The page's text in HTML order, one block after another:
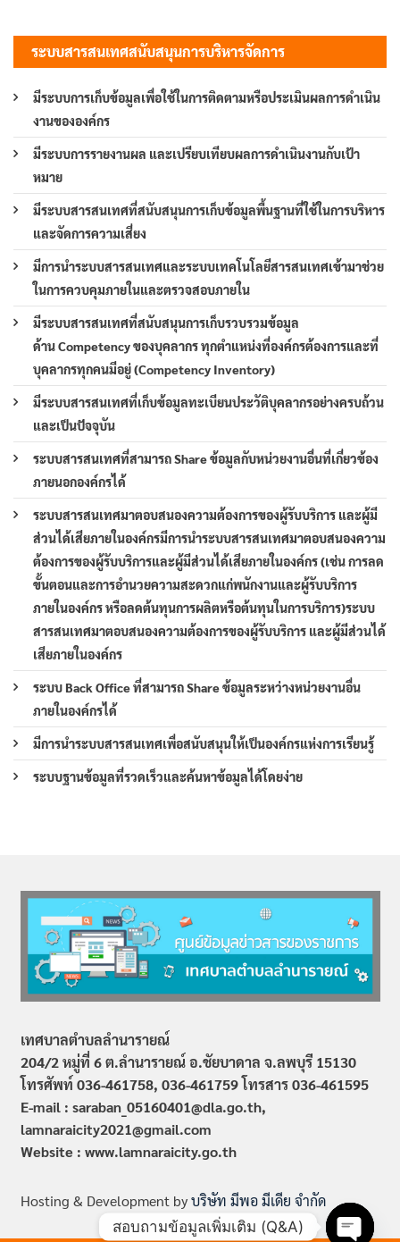
ระบบสารสนเทศสนับสนุนการบริหารจัดการ
มีระบบการเก็บข้อมูลเพื่อใช้ในการติดตามหรือประเมินผลการดำเนิน
งานขององค์กร
มีระบบการรายงานผล และเปรียบเทียบผลการดำเนินงานกับเป้า
หมาย
มีระบบสารสนเทศที่สนับสนุนการเก็บข้อมูลพื้นฐานที่ใช้ในการบริหาร
และจัดการความเสี่ยง
มีการนำระบบสารสนเทศและระบบเทคโนโลยีสารสนเทศเข้ามาช่วย
ในการควบคุมภายในและตรวจสอบภายใน
มีระบบสารสนเทศที่สนับสนุนการเก็บรวบรวมข้อมูล
ด้าน Competency ของบุคลากร ทุกตำแหน่งที่องค์กรต้องการและที่
บุคลากรทุกคนมีอยู่ (Competency Inventory)
มีระบบสารสนเทศที่เก็บข้อมูลทะเบียนประวัติบุคลากรอย่างครบถ้วน
และเป็นปัจจุบัน
ระบบสารสนเทศที่สามารถ Share ข้อมูลกับหน่วยงานอื่นที่เกี่ยวข้อง
ภายนอกองค์กรได้
ระบบสารสนเทศมาตอบสนองความต้องการของผู้รับบริการ และผู้มี
ส่วนได้เสียภายในองค์กรมีการนำระบบสารสนเทศมาตอบสนองความ
ต้องการของผู้รับบริการและผู้มีส่วนได้เสียภายในองค์กร (เช่น การลด
ขั้นตอนและการอำนวยความสะดวกแก่พนักงานและผู้รับบริการ
ภายในองค์กร หรือลดต้นทุนการผลิตหรือต้นทุนในการบริการ)ระบบ
สารสนเทศมาตอบสนองความต้องการของผู้รับบริการ และผู้มีส่วนได้
เสียภายในองค์กร
ระบบ Back Office ที่สามารถ Share ข้อมูลระหว่างหน่วยงานอื่น
ภายในองค์กรได้
มีการนำระบบสารสนเทศเพื่อสนับสนุนให้เป็นองค์กรแห่งการเรียนรู้
ระบบฐานข้อมูลที่รวดเร็วและค้นหาข้อมูลได้โดยง่าย
เทศบาลตำบลลำนารายณ์
204/2 หมู่ที่ 6 ต.ลำนารายณ์ อ.ชัยบาดาล จ.ลพบุรี 15130
โทรศัพท์ 036-461758, 036-461759 โทรสาร 036-461595
E-mail : saraban_05160401@dla.go.th,
lamnaraicity2021@gmail.com
Website : www.lamnaraicity.go.th
Hosting & Development byบริษัท มีพอ มีเดีย จำกัด
สอบถามข้อมูลเพิ่มเติม (Q&A)